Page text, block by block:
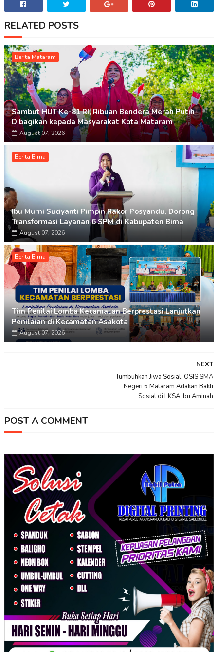
RELATED POSTS
Berita Mataram
Sambut HUT Ke-81 RI, Ribuan Bendera Merah Putih
Dibagikan kepada Masyarakat Kota Mataram
August 07, 2026
Berita Bima
Ibu Murni Suciyanti Pimpin Rakor Posyandu, Dorong
Transformasi Layanan 6 SPM di Kabupaten Bima
August 07, 2026
Berita Bima
Tim Penilai Lomba Kecamatan Berprestasi Lanjutkan
Penilaian di Kecamatan Asakota
August 07, 2026
NEXT
Tumbuhkan Jiwa Sosial, OSIS SMA
Negeri 6 Mataram Adakan Bakti
Sosial di LKSA Ibu Aminah
POST A COMMENT